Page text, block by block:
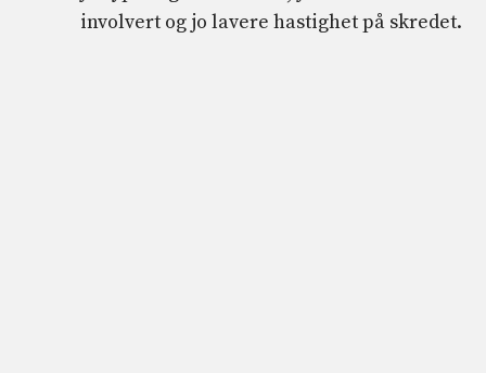
involvert og jo lavere hastighet på skredet.